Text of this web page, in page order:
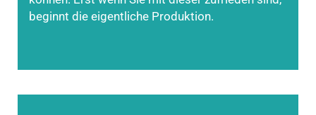
beginnt die eigentliche Produktion.